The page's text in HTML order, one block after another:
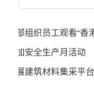
参加安全生产月活动
开展建筑材料集采平